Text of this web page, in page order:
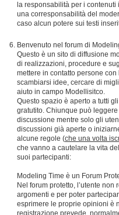
la responsabilità per i
una corresponsabilità del
caso alcun potere sui testi
Benvenuto nel forum di
Questo è un sito di diffusione
di realizzazioni, procedure e
mettere in contatto persone
scambiarsi idee, cercare di
aiuto in campo Modellisitco.
Questo spazio è aperto a tutti
gratutito. Chiunque può
discussione mentre solo gli
discussioni già aperte o
alcune regole (che una volta
che vanno a cautelare la vita
suoi partecipanti:
Modeling Time è un Forum
Nel forum protetto, l’utente
argomenti e per poter
esprimere le proprie opinioni è
registrazione prevede,